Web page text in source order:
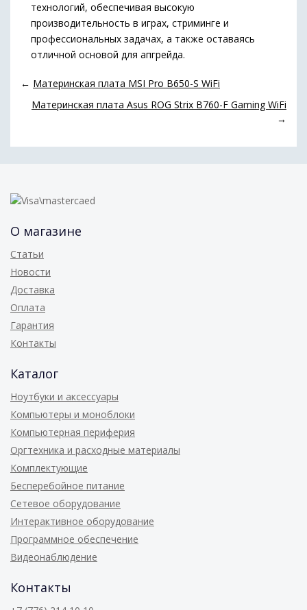
технологий, обеспечивая высокую
производительность в играх, стриминге и
профессиональных задачах, а также оставаясь
отличной основой для апгрейда.
← Материнская плата MSI Pro B650-S WiFi
Материнская плата Asus ROG Strix B760-F Gaming WiFi
→
О магазине
Статьи
Новости
Доставка
Оплата
Гарантия
Контакты
Каталог
Ноутбуки и аксессуары
Компьютеры и моноблоки
Компьютерная периферия
Оргтехника и расходные материалы
Комплектующие
Бесперебойное питание
Сетевое оборудование
Интерактивное оборудование
Программное обеспечение
Видеонаблюдение
Контакты